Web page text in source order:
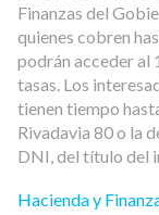
Finanzas del
quienes cobren
podrán acceder al
tasas. Los
tienen tiempo
Rivadavia 80 o la
DNI, del título del
Hacienda y